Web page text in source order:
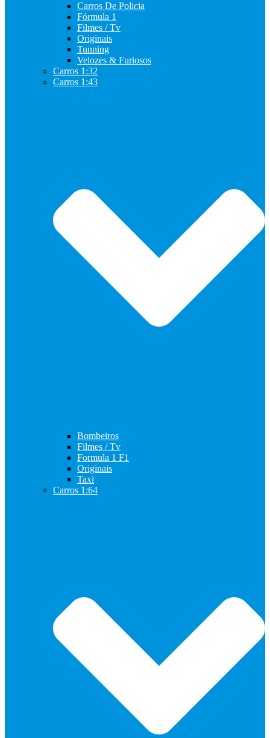
Carros De Policia
Fórmula 1
Filmes / Tv
Originais
Tunning
Velozes & Furiosos
Carros 1:32
Carros 1:43
Bombeiros
Filmes / Tv
Formula 1 F1
Originais
Taxi
Carros 1:64